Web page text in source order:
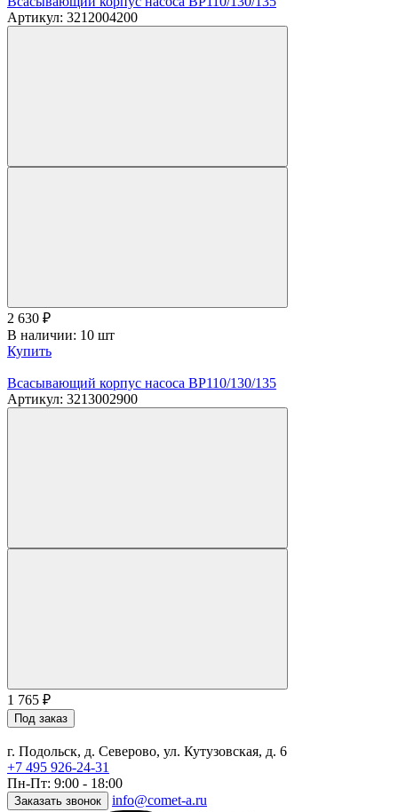
Артикул: 3212004200
2 630 ₽
В наличии: 10 шт
Купить
Всасывающий корпус насоса BP110/130/135
Артикул: 3213002900
1 765 ₽
Под заказ
г. Подольск, д. Северово, ул. Кутузовская, д. 6
+7 495 926-24-31
Пн-Пт: 9:00 - 18:00
Заказать звонок info@comet-a.ru